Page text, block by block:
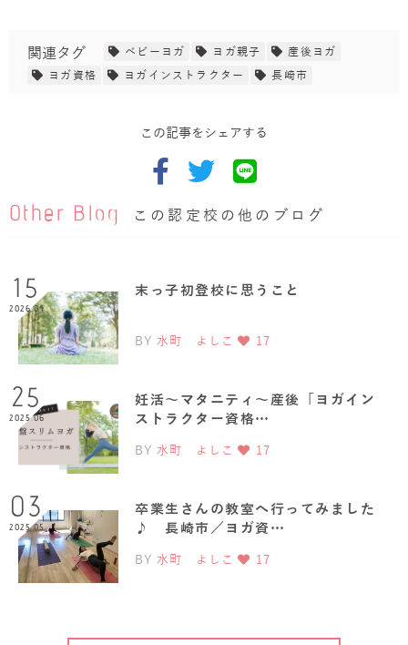
関連タグ ベビーヨガ ヨガ親子
産後ヨガ
ヨガ資格
ヨガインストラクター 長崎市
この記事をシェアする
Other Blog この認定校の他のブログ
15
2026.04
末っ子初登校に思うこと
BY 水町 よしこ 17
25
2025.06
妊活～マタニティ～産後「ヨガイン
ストラクター資格…
BY 水町 よしこ 17
03
2025.05
卒業生さんの教室へ行ってみました
♪ 長崎市／ヨガ資…
BY 水町 よしこ 17